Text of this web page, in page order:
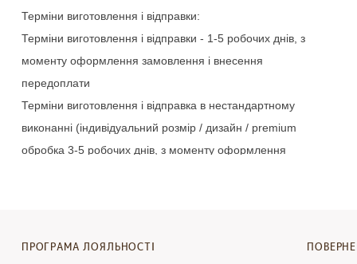
Терміни виготовлення і відправки:
Терміни виготовлення і відправки - 1-5 робочих днів, з
моменту оформлення замовлення і внесення
передоплати
Терміни виготовлення і відправка в нестандартному
виконанні (індивідуальний розмір / дизайн / premium
обробка 3-5 робочих днів, з моменту оформлення
ПРОГРАМА ЛОЯЛЬНОСТІ